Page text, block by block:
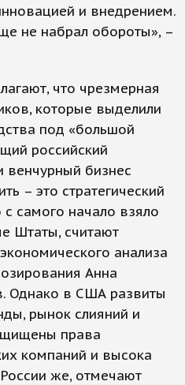
и внедрением.
не набрал обороты», –
что чрезмерная
которые выделили
под «большой
российский
венчурный бизнес
– это стратегический
с самого начало взяло
Штаты, считают
анализа
Анна
Однако в США развиты
рынок слияний и
права
компаний и высока
же, отмечают